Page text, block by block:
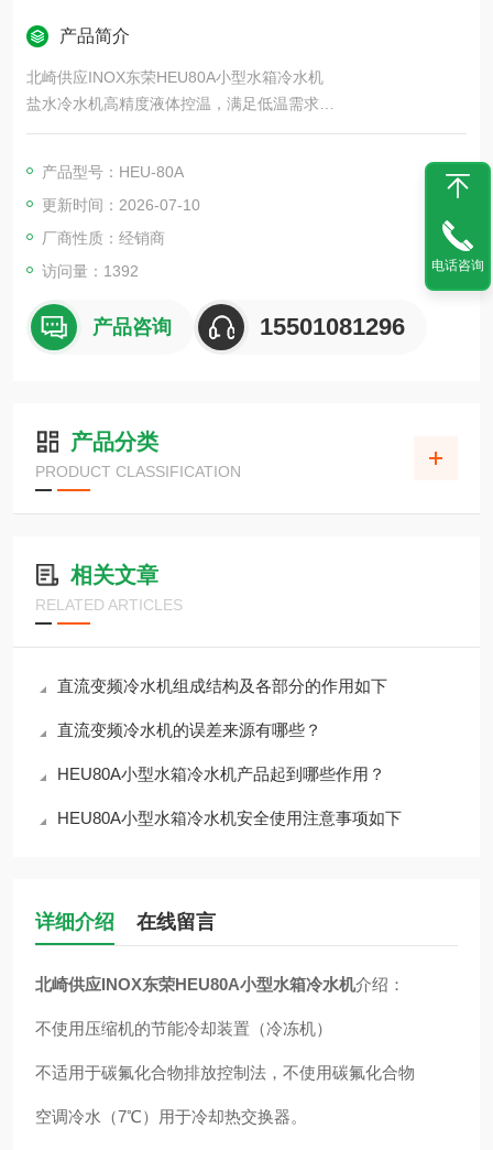
产品简介
北崎供应INOX东荣HEU80A小型水箱冷水机
盐水冷水机高精度液体控温，满足低温需求
直流变频控制节能
触摸屏操作方便
IPX4相当
旁通阀标准装备
TESC搭载
HFC冷媒
产品型号：HEU-80A
更新时间：2026-07-10
厂商性质：经销商
访问量：1392
产品咨询 15501081296
产品分类
PRODUCT CLASSIFICATION
相关文章
RELATED ARTICLES
直流变频冷水机组成结构及各部分的作用如下
直流变频冷水机的误差来源有哪些？
HEU80A小型水箱冷水机产品起到哪些作用？
HEU80A小型水箱冷水机安全使用注意事项如下
详细介绍 在线留言
北崎供应INOX东荣HEU80A小型水箱冷水机介绍：
不使用压缩机的节能冷却装置（冷冻机）
不适用于碳氟化合物排放控制法，不使用碳氟化合物
空调冷水（7℃）用于冷却热交换器。
电话咨询